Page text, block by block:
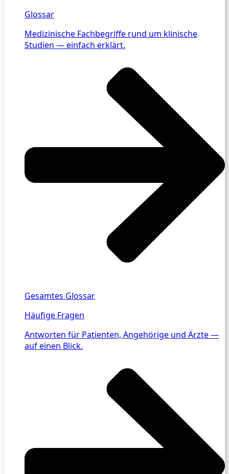
Glossar
Medizinische Fachbegriffe rund um klinische
Studien — einfach erklärt.
Gesamtes Glossar
Häufige Fragen
Antworten für Patienten, Angehörige und Ärzte —
auf einen Blick.